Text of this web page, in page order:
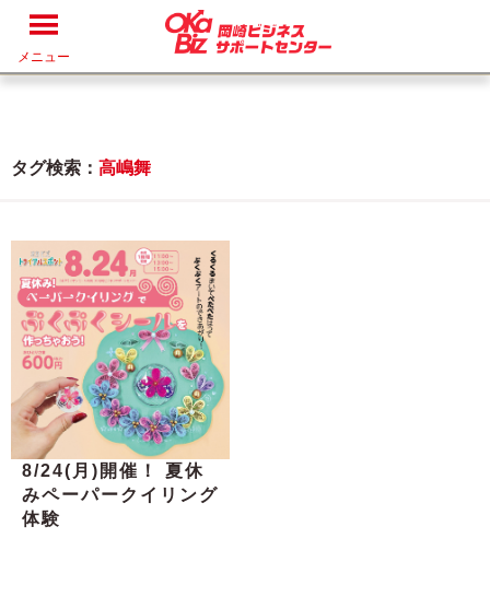
メニュー
タグ検索： 高嶋舞
8/24(月)開催！ 夏休
みペーパークイリング
体験